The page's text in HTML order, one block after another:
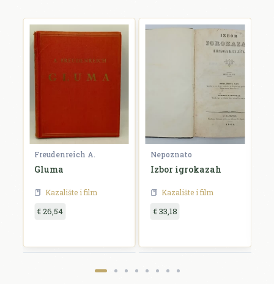
Freudenreich A.
Gluma
Kazalište i film
€ 26,54
Nepoznato
Izbor igrokazah
Kazalište i film
€ 33,18